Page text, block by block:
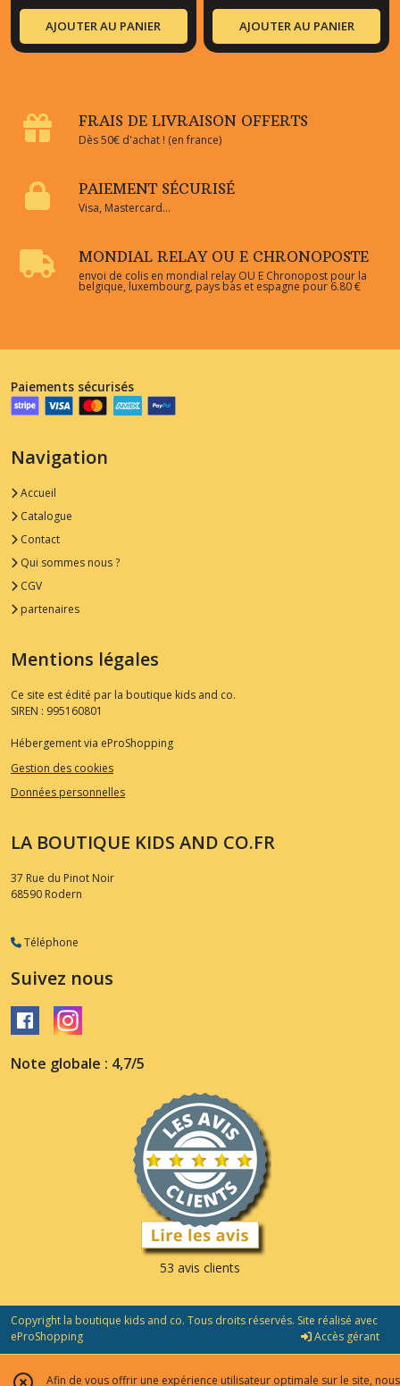
AJOUTER AU PANIER AJOUTER AU PANIER
FRAIS DE LIVRAISON OFFERTS
Dès 50€ d'achat ! (en france)
PAIEMENT SÉCURISÉ
Visa, Mastercard...
MONDIAL RELAY OU E CHRONOPOSTE
envoi de colis en mondial relay OU E Chronopost pour la
belgique, luxembourg, pays bas et espagne pour 6.80 €
Paiements sécurisés
Navigation
Accueil
Catalogue
Contact
Qui sommes nous ?
CGV
partenaires
Mentions légales
Ce site est édité par la boutique kids and co.
SIREN : 995160801
Hébergement via eProShopping
Gestion des cookies
Données personnelles
LA BOUTIQUE KIDS AND CO.FR
37 Rue du Pinot Noir
68590 Rodern
Téléphone
Suivez nous
Note globale : 4,7/5
53 avis clients
Copyright la boutique kids and co. Tous droits réservés. Site réalisé avec
eProShopping
Accès gérant
Afin de vous offrir une expérience utilisateur optimale sur le site, nous